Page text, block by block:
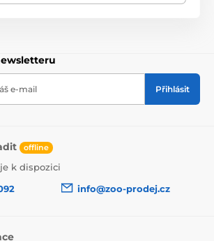
e-mail Přihlásit
offline
k dispozici
info@zoo-prodej.cz